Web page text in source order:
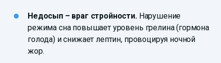
Недосып – враг стройности.Нарушение
режима сна повышает уровень грелина (гормона
голода) и снижает лептин, провоцируя ночной
жор.